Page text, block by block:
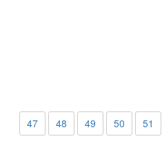
47 48 49 50 51